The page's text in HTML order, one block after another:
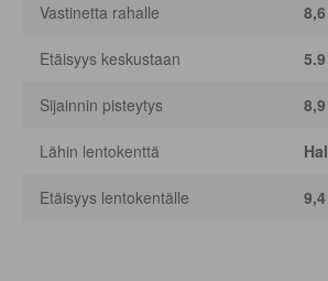
Vastinetta rahalle 8,6
Etäisyys keskustaan
Sijainnin pisteytys 8,9
Lähin lentokenttä
Etäisyys lentokentälle